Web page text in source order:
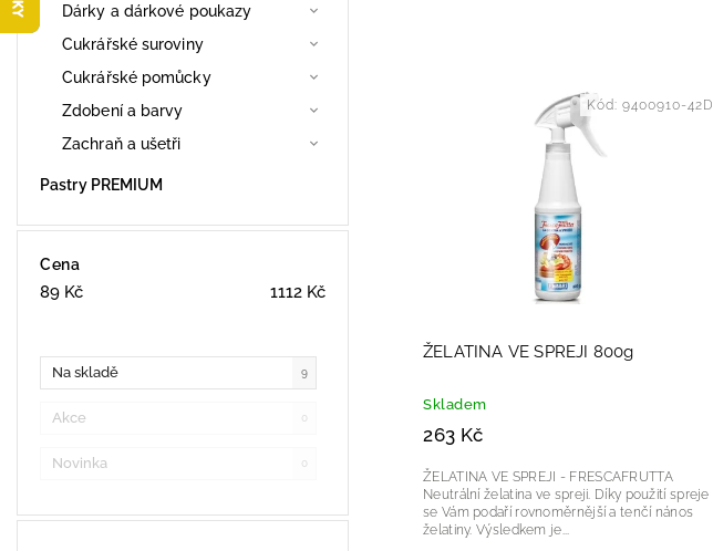
Dárky a dárkové poukazy
Cukrářské suroviny
Cukrářské pomůcky
Zdobení a barvy
Zachraň a ušetři
Pastry PREMIUM
Cena
89 Kč 1112 Kč
Na skladě 9
Akce 0
Novinka 0
ŽELATINA VE SPREJI 800g
Skladem
263 Kč
ŽELATINA VE SPREJI - FRESCAFRUTTA
Neutrální želatina ve spreji. Díky použití spreje
se Vám podaří rovnoměrnější a tenčí nános
želatiny. Výsledkem je...
Kód: 9400910-42D